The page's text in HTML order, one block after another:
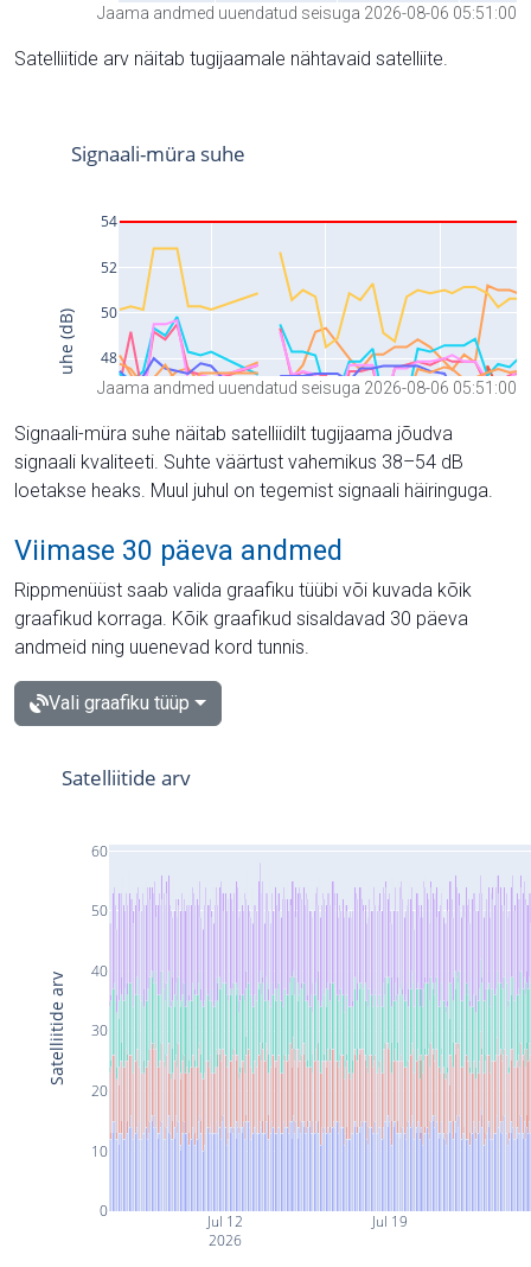
Jaama andmed uuendatud seisuga 2026-08-06 05:51:00
Satelliitide arv näitab tugijaamale nähtavaid satelliite.
Jaama andmed uuendatud seisuga 2026-08-06 05:51:00
Signaali-müra suhe näitab satelliidilt tugijaama jõudva
signaali kvaliteeti. Suhte väärtust vahemikus 38–54 dB
loetakse heaks. Muul juhul on tegemist signaali häiringuga.
Viimase 30 päeva andmed
Rippmenüüst saab valida graafiku tüübi või kuvada kõik
graafikud korraga. Kõik graafikud sisaldavad 30 päeva
andmeid ning uuenevad kord tunnis.
Vali graafiku tüüp
Jul 12
2026
Jul 19
0
10
20
30
40
50
60
Satelliitide arv
Satelliitide arv